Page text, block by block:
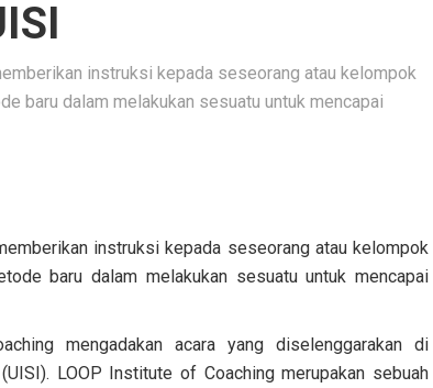
instruksi kepada seseorang atau kelompok
baru dalam melakukan sesuatu untuk mencapai
instruksi kepada seseorang atau kelompok
baru dalam melakukan sesuatu untuk mencapai
mengadakan acara yang diselenggarakan di
LOOP Institute of Coaching merupakan sebuah